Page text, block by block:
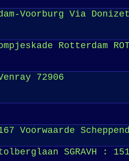
Voorburg Via
Rotterdam
72906
Voorwaarde
SGRAVH :